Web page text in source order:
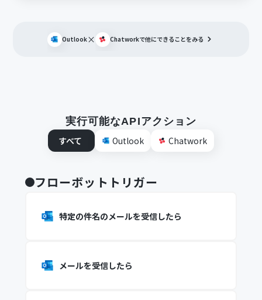
Outlook× Chatworkで他にできることをみる
実行可能なAPIアクション
すべて
Outlook Chatwork
フローボットトリガー
特定の件名のメールを受信したら
メールを受信したら